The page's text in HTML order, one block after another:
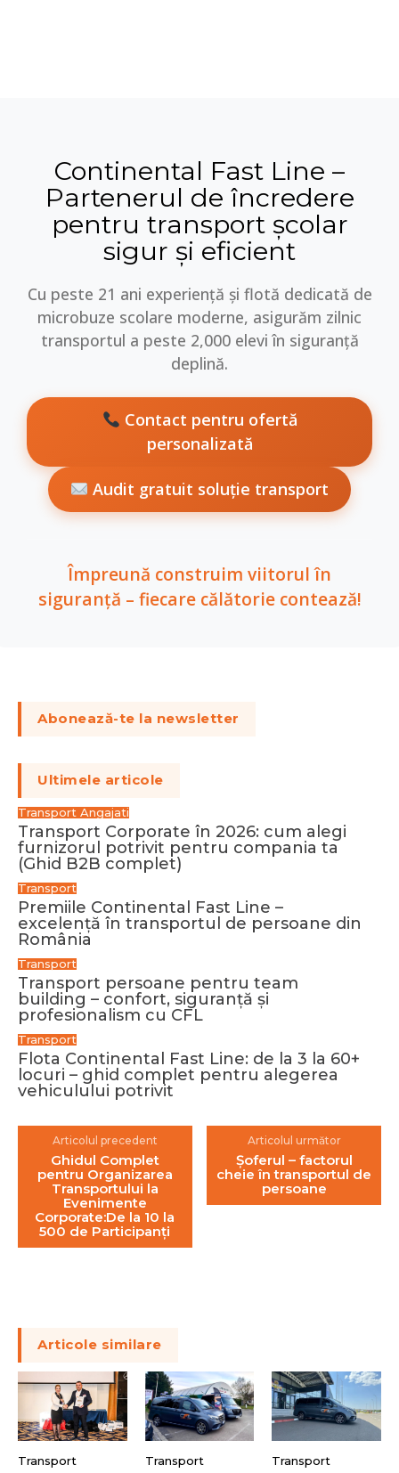
Continental Fast Line –
Partenerul de încredere
pentru transport școlar
sigur și eficient
Cu peste 21 ani experiență și flotă dedicată de
microbuze scolare moderne, asigurăm zilnic
transportul a peste 2,000 elevi în siguranță
deplină.
Contact pentru ofertă
personalizată
Audit gratuit soluție transport
Împreună construim viitorul în
siguranță – fiecare călătorie contează!
Abonează-te la newsletter
Ultimele articole
Transport Angajati
Transport Corporate în 2026: cum alegi
furnizorul potrivit pentru compania ta
(Ghid B2B complet)
Transport
Premiile Continental Fast Line –
excelență în transportul de persoane din
România
Transport
Transport persoane pentru team
building – confort, siguranță și
profesionalism cu CFL
Transport
Flota Continental Fast Line: de la 3 la 60+
locuri – ghid complet pentru alegerea
vehiculului potrivit
Articolul precedent
Ghidul Complet
pentru Organizarea
Transportului la
Evenimente
Corporate:De la 10 la
500 de Participanți
Articolul următor
Șoferul – factorul
cheie în transportul de
persoane
Articole similare
Transport Transport Transport